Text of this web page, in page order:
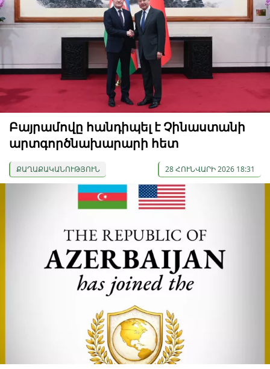
Բայրամովը հանդիպել է Չինաստանի
արտգործնախարարի հետ
ՔԱՂԱՔԱԿԱՆՈՒԹՅՈՒՆ 28 ՀՈՒՆՎԱՐԻ 2026 18:31